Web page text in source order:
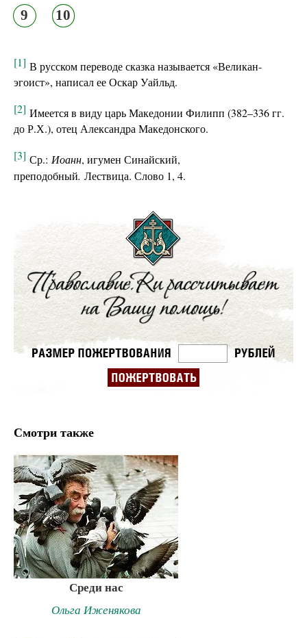
9 10
[1] В русском переводе сказка называется «Великан-
эгоист», написал ее Оскар Уайльд.
[2] Имеется в виду царь Македонии Филипп (382–336 гг.
до Р.Х.), отец Александра Македонского.
[3] Ср.: Иоанн, игумен Синайский,
преподобный. Лествица. Слово 1, 4.
Смотри также
Среди нас
Ольга Иженякова